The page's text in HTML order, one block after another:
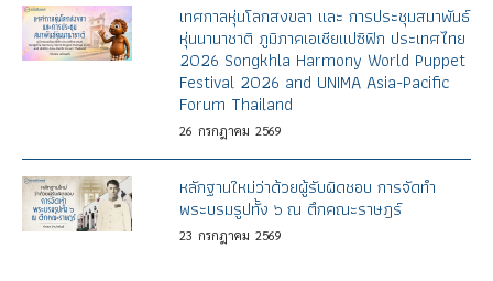
เทศกาลหุ่นโลกสงขลา และ การประชุมสมาพันธ์
หุ่นนานาชาติ ภูมิภาคเอเชียแปซิฟิก ประเทศไทย
2026 Songkhla Harmony World Puppet
Festival 2026 and UNIMA Asia-Pacific
Forum Thailand
26 กรกฎาคม 2569
หลักฐานใหม่ว่าด้วยผู้รับผิดชอบ การจัดทำ
พระบรมรูปทั้ง ๖ ณ ตึกคณะราษฎร์
23 กรกฎาคม 2569